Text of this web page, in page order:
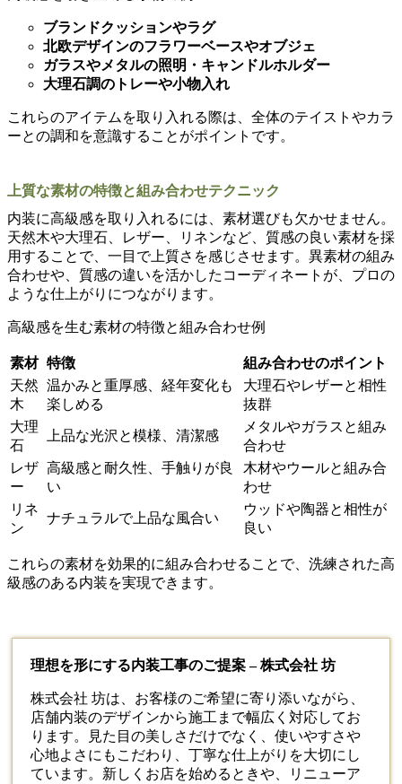
ブランドクッションやラグ
北欧デザインのフラワーベースやオブジェ
ガラスやメタルの照明・キャンドルホルダー
大理石調のトレーや小物入れ
これらのアイテムを取り入れる際は、全体のテイストやカラ
ーとの調和を意識することがポイントです。
上質な素材の特徴と組み合わせテクニック
内装に高級感を取り入れるには、素材選びも欠かせません。
天然木や大理石、レザー、リネンなど、質感の良い素材を採
用することで、一目で上質さを感じさせます。異素材の組み
合わせや、質感の違いを活かしたコーディネートが、プロの
ような仕上がりにつながります。
高級感を生む素材の特徴と組み合わせ例
素材 特徴
組み合わせのポイント
天然
木
温かみと重厚感、経年変化も
楽しめる
大理石やレザーと相性
抜群
大理
石
上品な光沢と模様、清潔感
メタルやガラスと組み
合わせ
レザ
ー
高級感と耐久性、手触りが良
い
木材やウールと組み合
わせ
リネ
ン
ナチュラルで上品な風合い
ウッドや陶器と相性が
良い
これらの素材を効果的に組み合わせることで、洗練された高
級感のある内装を実現できます。
理想を形にする内装工事のご提案 – 株式会社 坊
株式会社 坊は、お客様のご希望に寄り添いながら、
店舗内装のデザインから施工まで幅広く対応してお
ります。見た目の美しさだけでなく、使いやすさや
心地よさにもこだわり、丁寧な仕上がりを大切にし
ています。新しくお店を始めるときや、リニューア